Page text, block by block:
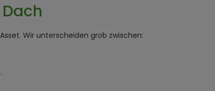
Wir unterscheiden grob zwischen: